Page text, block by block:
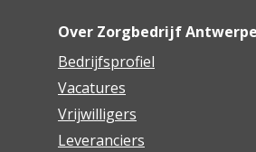
Over Zorgbedrijf
Bedrijfsprofiel
Vacatures
Vrijwilligers
Leveranciers